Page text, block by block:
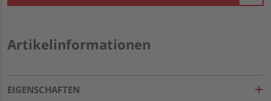
Artikelinformationen
EIGENSCHAFTEN